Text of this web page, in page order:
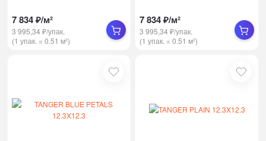
7 834 ₽/м²
3 995,34 ₽/упак.
(1 упак. =0.51 м²)
7 834 ₽/м²
3 995,34 ₽/упак.
(1 упак. =0.51 м²)